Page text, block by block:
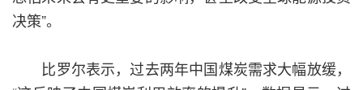
决策”。
比罗尔表示，过去两年中国煤炭需求大幅放缓，